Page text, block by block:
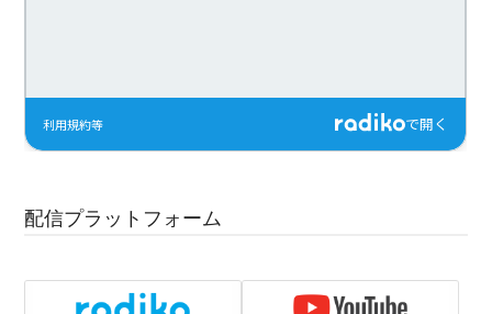
配信プラットフォーム